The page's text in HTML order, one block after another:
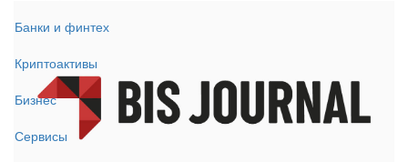
Банки и финтех
Криптоактивы
Бизнес
Сервисы